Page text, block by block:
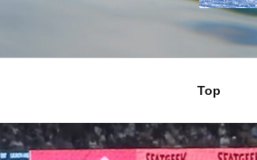
キ
Top